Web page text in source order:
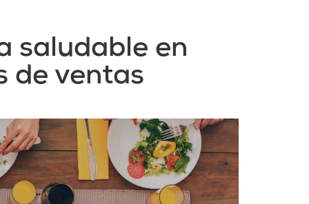
saludable en
de ventas